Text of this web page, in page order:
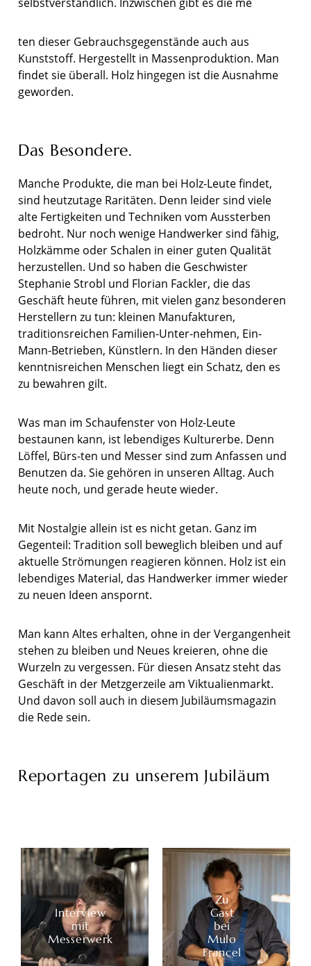
ten dieser Gebrauchsgegenstände auch aus
Kunststoff. Hergestellt in Massenproduktion. Man
findet sie überall. Holz hingegen ist die Ausnahme
geworden.
Das Besondere.
Manche Produkte, die man bei Holz-Leute findet,
sind heutzutage Raritäten. Denn leider sind viele
alte Fertigkeiten und Techniken vom Aussterben
bedroht. Nur noch wenige Handwerker sind fähig,
Holzkämme oder Schalen in einer guten Qualität
herzustellen. Und so haben die Geschwister
Stephanie Strobl und Florian Fackler, die das
Geschäft heute führen, mit vielen ganz besonderen
Herstellern zu tun: kleinen Manufakturen,
traditionsreichen Familien-Unter-nehmen, Ein-
Mann-Betrieben, Künstlern. In den Händen dieser
kenntnisreichen Menschen liegt ein Schatz, den es
zu bewahren gilt.
Was man im Schaufenster von Holz-Leute
bestaunen kann, ist lebendiges Kulturerbe. Denn
Löffel, Bürs-ten und Messer sind zum Anfassen und
Benutzen da. Sie gehören in unseren Alltag. Auch
heute noch, und gerade heute wieder.
Mit Nostalgie allein ist es nicht getan. Ganz im
Gegenteil: Tradition soll beweglich bleiben und auf
aktuelle Strömungen reagieren können. Holz ist ein
lebendiges Material, das Handwerker immer wieder
zu neuen Ideen anspornt.
Man kann Altes erhalten, ohne in der Vergangenheit
stehen zu bleiben und Neues kreieren, ohne die
Wurzeln zu vergessen. Für diesen Ansatz steht das
Geschäft in der Metzgerzeile am Viktualienmarkt.
Und davon soll auch in diesem Jubiläumsmagazin
die Rede sein.
Reportagen zu unserem Jubiläum
Interview
mit
Messerwerk
Zu
Gast
bei
Mulo
Francel